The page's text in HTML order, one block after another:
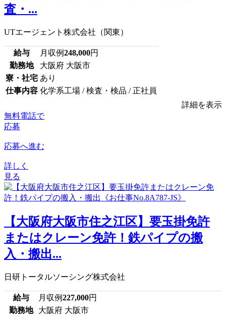
査・...
UTエージェント株式会社（関東）
給与 月収例248,000円
勤務地
大阪府 大阪市
寮・社宅 あり
仕事内容 化学系工場 / 検査・検品 / 正社員
詳細を表示
無料電話で
応募
応募へ進む
詳しく
見る
【大阪府大阪市住之江区】要玉掛免許
またはクレーン免許！鉄パイプの搬
入・搬出...
日研トータルソーシング株式会社
給与 月収例227,000円
勤務地
大阪府 大阪市